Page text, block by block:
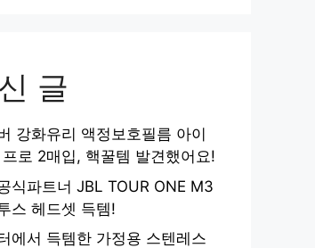
글
강화유리 액정보호필름 아이
로 2매입, 핵꿀템 발견했어요!
식파트너 JBL TOUR ONE M3
스 헤드셋 득템!
에서 득템한 가정용 스텐레스